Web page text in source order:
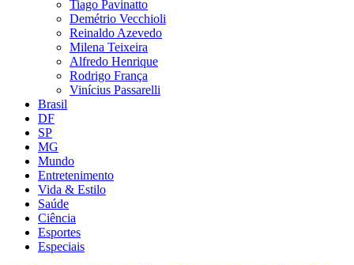
Tiago Pavinatto
Demétrio Vecchioli
Reinaldo Azevedo
Milena Teixeira
Alfredo Henrique
Rodrigo França
Vinícius Passarelli
Brasil
DF
SP
MG
Mundo
Entretenimento
Vida & Estilo
Saúde
Ciência
Esportes
Especiais